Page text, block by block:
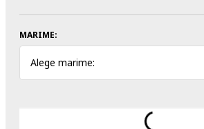
MARIME:
Alege marime: